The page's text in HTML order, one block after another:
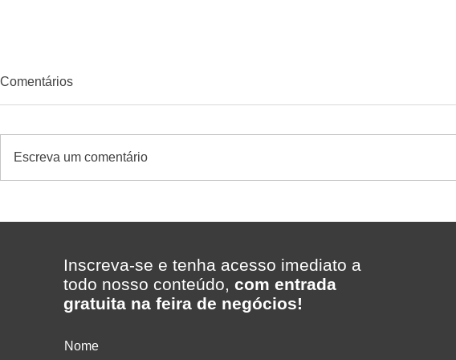
como escolher um excelente
caso Supermercado Madi
com a Telecon Software &
Gestão
gerar resultado no
Comentários
Escreva um comentário
Inscreva-se e tenha acesso imediato a
todo nosso conteúdo, com entrada
gratuita na feira de negócios!
Nome